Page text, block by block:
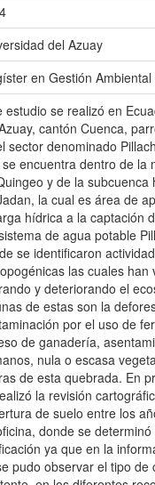
del Azuay
en Gestión Ambiental
estudio se realizó en
cantón Cuenca,
sector denominado
encuentra dentro de la
y de la subcuenca
la cual es área de
hídrica a la captación
de agua potable
se identificaron
las cuales han
y deteriorando el
de estas son la
por el uso de
de ganadería,
nula o escasa
de esta quebrada. En
la revisión
de suelo entre los
donde se
ya que en la
pudo observar el tipo de